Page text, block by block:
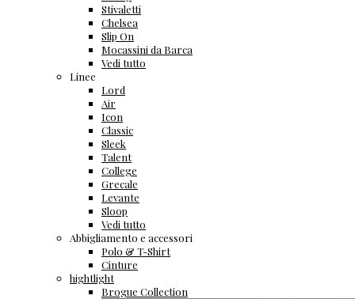
Stivaletti
Chelsea
Slip On
Mocassini da Barca
Vedi tutto
Linee
Lord
Air
Icon
Classic
Sleek
Talent
College
Grecale
Levante
Sloop
Vedi tutto
Abbigliamento e accessori
Polo & T-Shirt
Cinture
hightlight
Brogue Collection